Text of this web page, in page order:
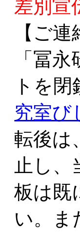
差別宣
【ご
「冨
トを
究室び
転後は
止し
板は既
い。ま